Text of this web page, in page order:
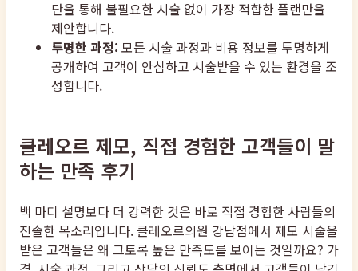
단을 통해 불필요한 시술 없이 가장 적합한 플랜만을
제안합니다.
투명한 과정: 모든 시술 과정과 비용 정보를 투명하게
공개하여 고객이 안심하고 시술받을 수 있는 환경을 조
성합니다.
클레오르 제모, 직접 경험한 고객들이 말
하는 만족 후기
백 마디 설명보다 더 강력한 것은 바로 직접 경험한 사람들의
진솔한 목소리입니다. 클레오르의원 강남점에서 제모 시술을
받은 고객들은 왜 그토록 높은 만족도를 보이는 것일까요? 가